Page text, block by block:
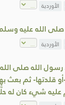
الأوردية
الله عليه
الأوردية
الله صلى
قلدتها- ثم بعث
عليه شيء كان له